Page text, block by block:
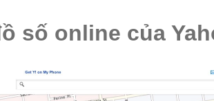
số online của